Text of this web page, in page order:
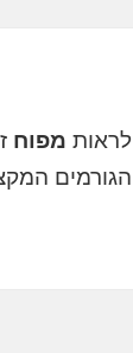
לראות מפוח
הגורמים